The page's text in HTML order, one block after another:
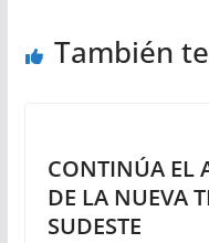
También
CONTINÚA EL
DE LA NUEVA
SUDESTE